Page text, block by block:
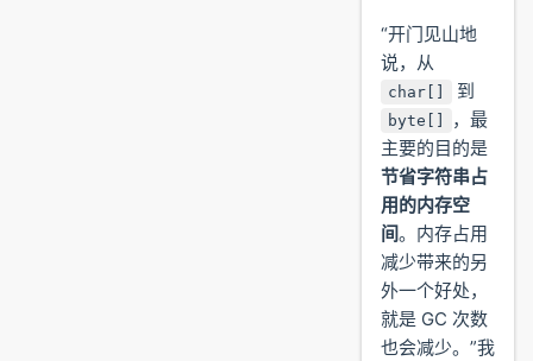
“开门见山地
说，从
char[] 到
byte[]
，最
主要的目的是
节省字符串占
用的内存空
间。内存占用
减少带来的另
外一个好处，
就是 GC 次数
也会减少。”我